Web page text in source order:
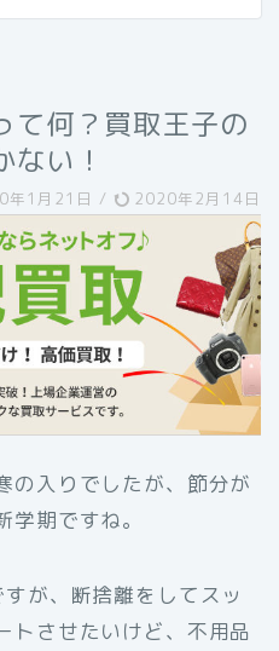
て何？買取王子の
い！
年1月21日 / 2020年2月14日
の入りでしたが、節分が
期ですね。
が、断捨離をしてスッ
トさせたいけど、不用品